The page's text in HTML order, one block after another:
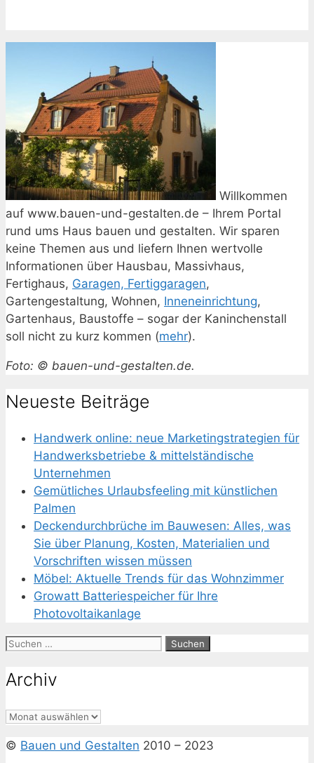
Willkommen
auf www.bauen-und-gestalten.de – Ihrem Portal
rund ums Haus bauen und gestalten. Wir sparen
keine Themen aus und liefern Ihnen wertvolle
Informationen über Hausbau, Massivhaus,
Fertighaus, Garagen, Fertiggaragen,
Gartengestaltung, Wohnen, Inneneinrichtung,
Gartenhaus, Baustoffe – sogar der Kaninchenstall
soll nicht zu kurz kommen (mehr).
Foto: © bauen-und-gestalten.de.
Neueste Beiträge
Handwerk online: neue Marketingstrategien für
Handwerksbetriebe & mittelständische
Unternehmen
Gemütliches Urlaubsfeeling mit künstlichen
Palmen
Deckendurchbrüche im Bauwesen: Alles, was
Sie über Planung, Kosten, Materialien und
Vorschriften wissen müssen
Möbel: Aktuelle Trends für das Wohnzimmer
Growatt Batteriespeicher für Ihre
Photovoltaikanlage
Suchen
Archiv
Archiv
© Bauen und Gestalten 2010 – 2023